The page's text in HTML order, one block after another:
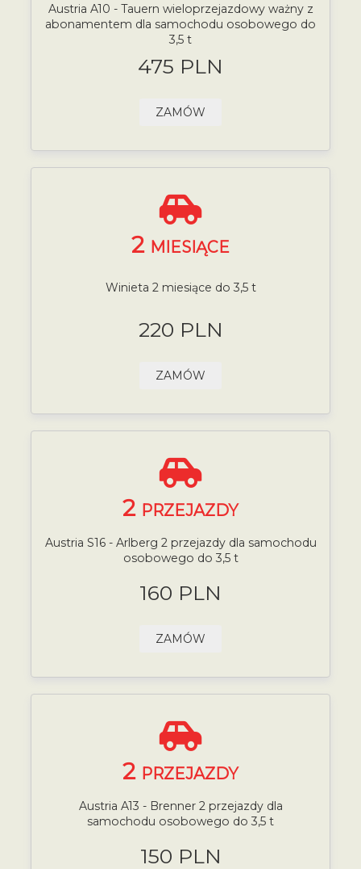
Austria A10 - Tauern wieloprzejazdowy ważny z
abonamentem dla samochodu osobowego do
3,5 t
475 PLN
ZAMÓW
2 MIESIĄCE
Winieta 2 miesiące do 3,5 t
220 PLN
ZAMÓW
2 PRZEJAZDY
Austria S16 - Arlberg 2 przejazdy dla samochodu
osobowego do 3,5 t
160 PLN
ZAMÓW
2 PRZEJAZDY
Austria A13 - Brenner 2 przejazdy dla
samochodu osobowego do 3,5 t
150 PLN